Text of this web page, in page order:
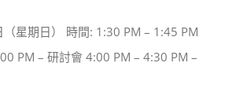
星期日） 時間: 1:30 PM – 1:45 PM
PM – 研討會 4:00 PM – 4:30 PM –